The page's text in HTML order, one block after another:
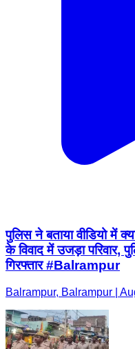
पुलिस ने बताया वीडियो में
के विवाद में उजड़ा परिवार,
गिरफ्तार #Balrampur
Balrampur, Balrampur |